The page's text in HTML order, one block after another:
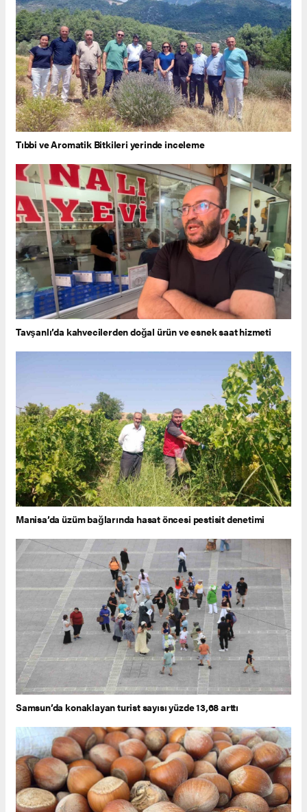
Tıbbi ve Aromatik Bitkileri yerinde inceleme
Tavşanlı’da kahvecilerden doğal ürün ve esnek saat hizmeti
Manisa’da üzüm bağlarında hasat öncesi pestisit denetimi
Samsun’da konaklayan turist sayısı yüzde 13,68 arttı